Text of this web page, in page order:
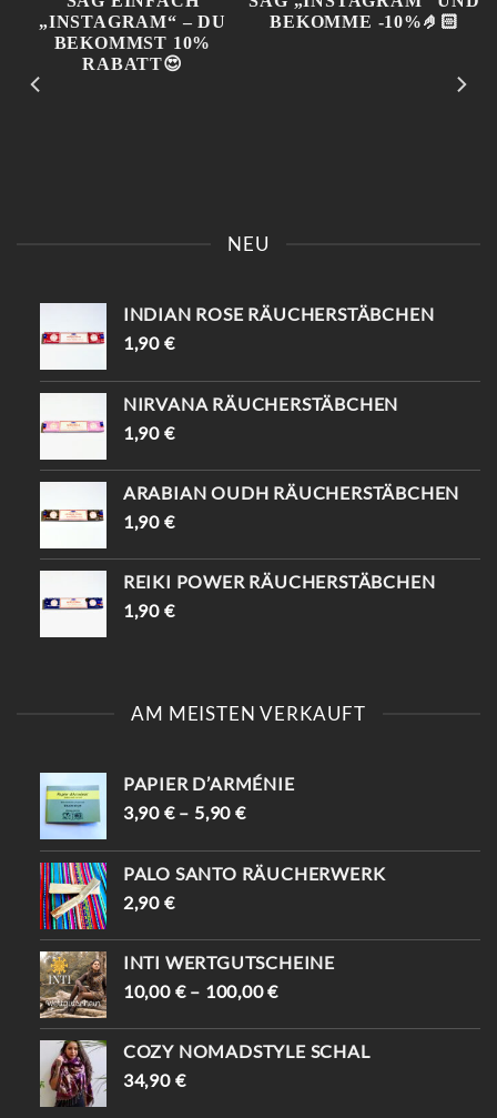
GEWÄHLT
WERDEN
GEWÄHLT
WERDEN
NEU
INDIAN ROSE RÄUCHERSTÄBCHEN
1,90 €
NIRVANA RÄUCHERSTÄBCHEN
1,90 €
ARABIAN OUDH RÄUCHERSTÄBCHEN
1,90 €
REIKI POWER RÄUCHERSTÄBCHEN
1,90 €
AM MEISTEN VERKAUFT
PAPIER D’ARMÉNIE
3,90 €– 5,90€
PALO SANTO RÄUCHERWERK
2,90 €
INTI WERTGUTSCHEINE
10,00 €– 100,00€
COZY NOMADSTYLE SCHAL
34,90 €